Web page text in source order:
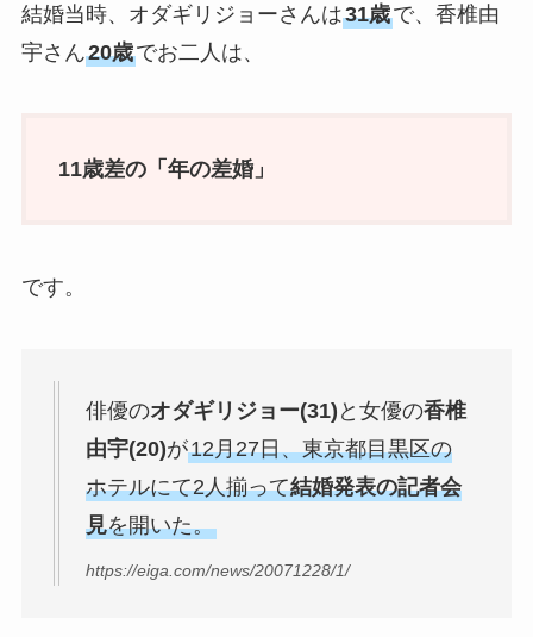
結婚当時、オダギリジョーさんは31歳で、香椎由
宇さん20歳でお二人は、
11歳差の「年の差婚」
です。
俳優のオダギリジョー(31) と女優の香椎
由宇(20)が12月27日、東京都目黒区の
ホテルにて2人揃って結婚発表の記者会
見を開いた。
https://eiga.com/news/20071228/1/